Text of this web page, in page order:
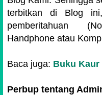
terbitkan di Blog
pemberitahuan
Handphone atau
Baca juga: Buku Kaur
Perbup tentang